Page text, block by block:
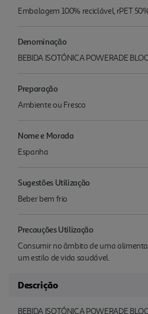
Embalagem 100% reciclável, rPET
Denominação
BEBIDA ISOTÓNICA POWERADE
Preparação
Ambiente ou Fresco
Nome e Morada
Espanha
Sugestões Utilização
Beber bem frio
Precauções Utilização
Consumir no âmbito de uma
um estilo de vida saudável.
Descrição
BEBIDA ISOTÓNICA POWERADE